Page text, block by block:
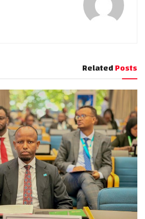
RelatedPosts